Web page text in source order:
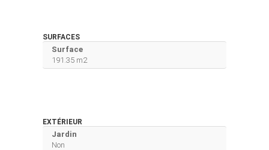
SURFACES
Surface
191.35 m2
EXTÉRIEUR
Jardin
Non